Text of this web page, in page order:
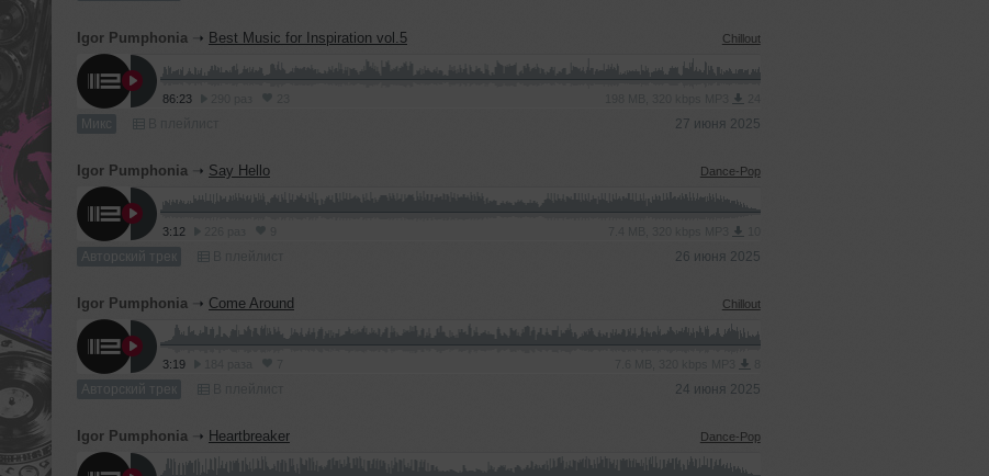
Igor Pumphonia ➝ Best Music for Inspiration vol.5 Chillout
86:23
Микс 27 июня 2025
Igor Pumphonia ➝ Say Hello Dance-Pop
3:12
Авторский трек 26 июня 2025
Igor Pumphonia ➝ Come Around Chillout
3:19
Авторский трек 24 июня 2025
Igor Pumphonia ➝ Heartbreaker Dance-Pop